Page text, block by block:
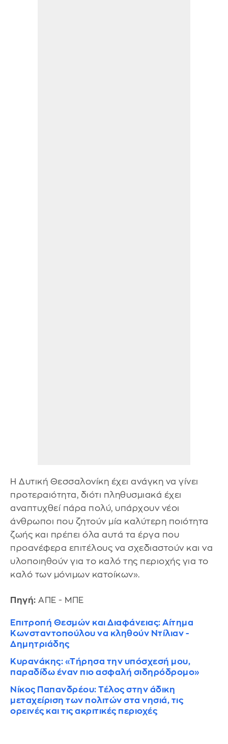
Η Δυτική Θεσσαλονίκη έχει ανάγκη να γίνει
προτεραιότητα, διότι πληθυσμιακά έχει
αναπτυχθεί πάρα πολύ, υπάρχουν νέοι
άνθρωποι που ζητούν μία καλύτερη ποιότητα
ζωής και πρέπει όλα αυτά τα έργα που
προανέφερα επιτέλους να σχεδιαστούν και να
υλοποιηθούν για το καλό της περιοχής για το
καλό των μόνιμων κατοίκων».
Πηγή: ΑΠΕ - ΜΠΕ
Επιτροπή Θεσμών και Διαφάνειας: Αίτημα
Κωνσταντοπούλου να κληθούν Ντίλιαν -
Δημητριάδης
Κυρανάκης: «Τήρησα την υπόσχεσή μου,
παραδίδω έναν πιο ασφαλή σιδηρόδρομο»
Νίκος Παπανδρέου: Τέλος στην άδικη
μεταχείριση των πολιτών στα νησιά, τις
ορεινές και τις ακριτικές περιοχές